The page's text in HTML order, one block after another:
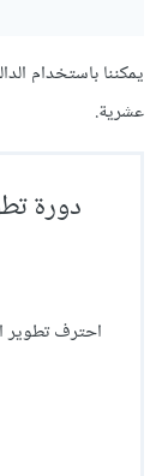
يمكننا باستخدام
عشرية.
دورة
احترف تطوير